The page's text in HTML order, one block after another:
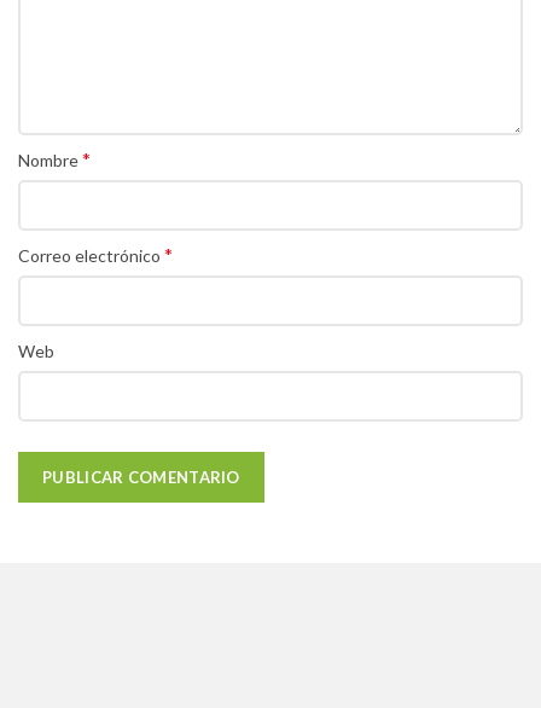
Nombre*
Correo electrónico *
Web